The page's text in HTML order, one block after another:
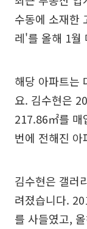
수동에 소재한
레'를 올해 1월
해당 아파트는
요. 김수현은
217.86㎡를 매
번에 전해진
김수현은 갤러
려졌습니다.
를 사들였고,